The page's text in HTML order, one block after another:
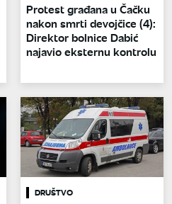
Protest građana u Čačku
nakon smrti devojčice (4):
Direktor bolnice Dabić
najavio eksternu kontrolu
DRUŠTVO